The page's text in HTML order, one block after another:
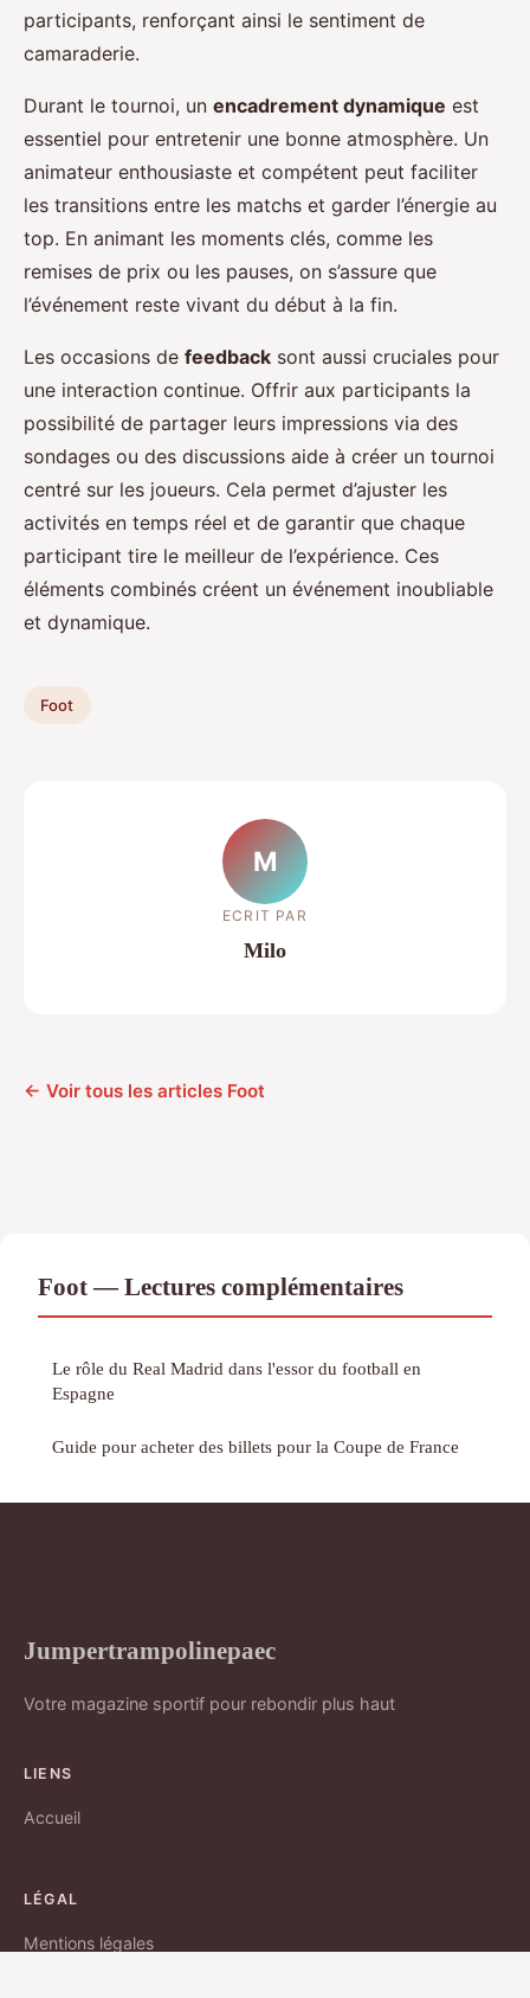
participants, renforçant ainsi le sentiment de
camaraderie.
Durant le tournoi, un encadrement dynamique est
essentiel pour entretenir une bonne atmosphère. Un
animateur enthousiaste et compétent peut faciliter
les transitions entre les matchs et garder l’énergie au
top. En animant les moments clés, comme les
remises de prix ou les pauses, on s’assure que
l’événement reste vivant du début à la fin.
Les occasions de feedback sont aussi cruciales pour
une interaction continue. Offrir aux participants la
possibilité de partager leurs impressions via des
sondages ou des discussions aide à créer un tournoi
centré sur les joueurs. Cela permet d’ajuster les
activités en temps réel et de garantir que chaque
participant tire le meilleur de l’expérience. Ces
éléments combinés créent un événement inoubliable
et dynamique.
Foot
M
ECRIT PAR
Milo
← Voir tous les articles Foot
Foot — Lectures complémentaires
Le rôle du Real Madrid dans l'essor du football en
Espagne
Guide pour acheter des billets pour la Coupe de France
Jumpertrampolinepaec
Votre magazine sportif pour rebondir plus haut
LIENS
Accueil
LÉGAL
Mentions légales